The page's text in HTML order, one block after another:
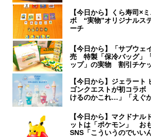
【今日から】くら寿司×
ボ “実物”オリジナルス
ーチ
【今日から】「サブウェ
売 特製「保冷バッグ」
ップ」の実物 割引チケ
【今日から】ジェラート
ゴンクエストが初コラ
けるのかこれ…」「えぐ
【今日から】マクドナル
ットは「ポケモン」 お
SNS「こういうのでいい